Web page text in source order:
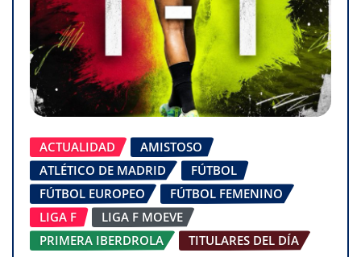
ACTUALIDAD
AMISTOSO
ATLÉTICO DE MADRID
FÚTBOL
FÚTBOL EUROPEO
FÚTBOL FEMENINO
LIGA F
LIGA F MOEVE
PRIMERA IBERDROLA
TITULARES DEL DÍA